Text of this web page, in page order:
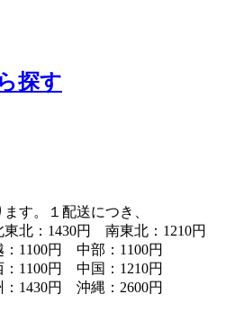
探す
す。１配送につき、
北：1430円 南東北：1210円
1100円 中部：1100円
1100円 中国：1210円
1430円 沖縄：2600円